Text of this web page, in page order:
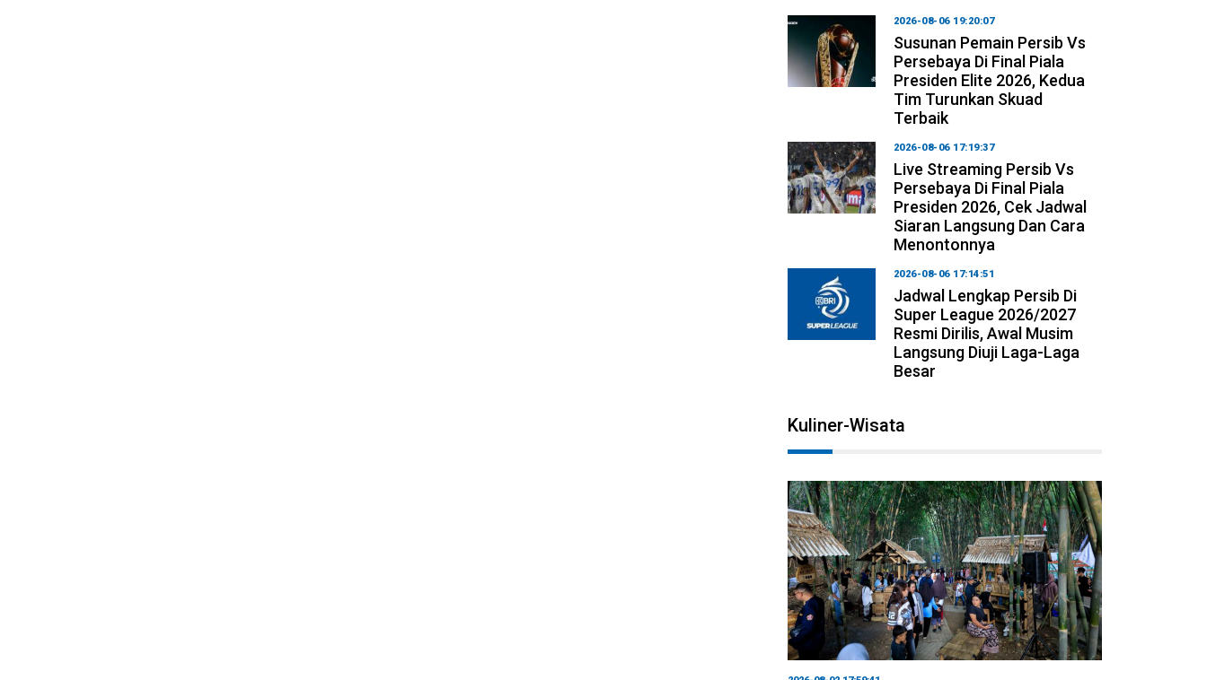
2026-08-06 19:20:07
Susunan Pemain Persib Vs
Persebaya Di Final Piala
Presiden Elite 2026, Kedua
Tim Turunkan Skuad
Terbaik
2026-08-06 17:19:37
Live Streaming Persib Vs
Persebaya Di Final Piala
Presiden 2026, Cek Jadwal
Siaran Langsung Dan Cara
Menontonnya
2026-08-06 17:14:51
Jadwal Lengkap Persib Di
Super League 2026/2027
Resmi Dirilis, Awal Musim
Langsung Diuji Laga-Laga
Besar
Kuliner-Wisata